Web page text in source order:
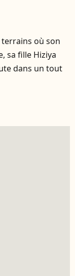
terrains où son
sa fille Hiziya
dans un tout